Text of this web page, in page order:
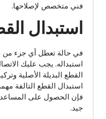
فني متخصص لإصلاحها.
استبدال
في حالة تعطل أي جزء من
استبداله. يجب عليك
القطع البديلة الأصلية
استبدال القطع التالفة
فإن الحصول على
جيد.